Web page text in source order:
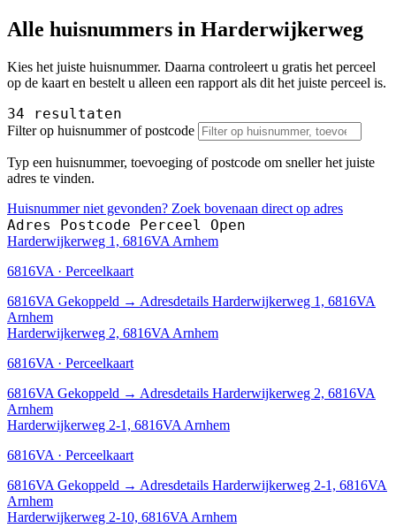
Alle huisnummers in Harderwijkerweg
Kies het juiste huisnummer. Daarna controleert u gratis het perceel
op de kaart en bestelt u alleen een rapport als dit het juiste perceel is.
34 resultaten
Filter op huisnummer of postcode
Typ een huisnummer, toevoeging of postcode om sneller het juiste
adres te vinden.
Huisnummer niet gevonden? Zoek bovenaan direct op adres
Adres Postcode Perceel Open
Harderwijkerweg 1, 6816VA Arnhem
6816VA · Perceelkaart
6816VA Gekoppeld → Adresdetails Harderwijkerweg 1, 6816VA
Arnhem
Harderwijkerweg 2, 6816VA Arnhem
6816VA · Perceelkaart
6816VA Gekoppeld → Adresdetails Harderwijkerweg 2, 6816VA
Arnhem
Harderwijkerweg 2-1, 6816VA Arnhem
6816VA · Perceelkaart
6816VA Gekoppeld → Adresdetails Harderwijkerweg 2-1, 6816VA
Arnhem
Harderwijkerweg 2-10, 6816VA Arnhem